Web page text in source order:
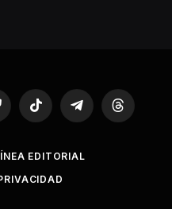
TikTok TelegramThreads
EDITORIAL